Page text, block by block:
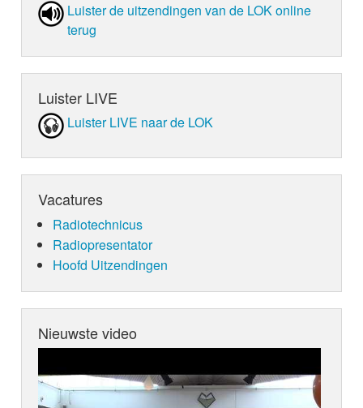
Luister de uit­zen­din­gen van de LOK online
terug
Luister LIVE
Luister LIVE naar de LOK
Vacatures
Radiotechnicus
Radiopresentator
Hoofd Uitzendingen
Nieuwste video